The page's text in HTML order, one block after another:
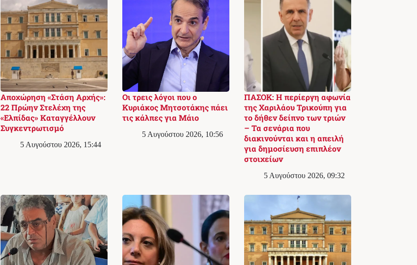
Αποχώρηση «Στάση Αρχής»:
22 Πρώην Στελέχη της
«Ελπίδας» Καταγγέλλουν
Συγκεντρωτισμό
5 Αυγούστου 2026, 15:44
Οι τρεις λόγοι που ο
Κυριάκος Μητσοτάκης πάει
τις κάλπες για Μάιο
5 Αυγούστου 2026, 10:56
ΠΑΣΟΚ: Η περίεργη αφωνία
της Χαριλάου Τρικούπη για
το δήθεν δείπνο των τριών
– Τα σενάρια που
διακινούνται και η απειλή
για δημοσίευση επιπλέον
στοιχείων
5 Αυγούστου 2026, 09:32